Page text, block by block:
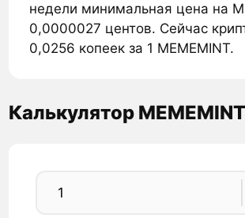
недели минимальная цена на
0,0000027 центов. Сейчас
0,0256 копеек за 1 MEMEMINT.
Калькулятор MEMEMINT